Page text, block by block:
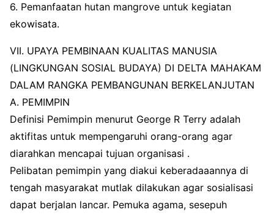
6. Pemanfaatan hutan mangrove untuk kegiatan
ekowisata.
VII. UPAYA PEMBINAAN KUALITAS MANUSIA
(LINGKUNGAN SOSIAL BUDAYA) DI DELTA MAHAKAM
DALAM RANGKA PEMBANGUNAN BERKELANJUTAN
A. PEMIMPIN
Definisi Pemimpin menurut George R Terry adalah
aktifitas untuk mempengaruhi orang-orang agar
diarahkan mencapai tujuan organisasi .
Pelibatan pemimpin yang diakui keberadaaannya di
tengah masyarakat mutlak dilakukan agar sosialisasi
dapat berjalan lancar. Pemuka agama, sesepuh